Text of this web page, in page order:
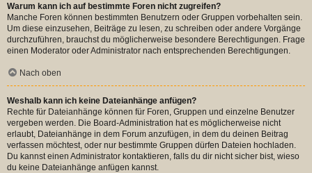
Warum kann ich auf bestimmte Foren nicht zugreifen?
Manche Foren können bestimmten Benutzern oder Gruppen vorbehalten sein.
Um diese einzusehen, Beiträge zu lesen, zu schreiben oder andere Vorgänge
durchzuführen, brauchst du möglicherweise besondere Berechtigungen. Frage
einen Moderator oder Administrator nach entsprechenden Berechtigungen.
Nach oben
Weshalb kann ich keine Dateianhänge anfügen?
Rechte für Dateianhänge können für Foren, Gruppen und einzelne Benutzer
vergeben werden. Die Board-Administration hat es möglicherweise nicht
erlaubt, Dateianhänge in dem Forum anzufügen, in dem du deinen Beitrag
verfassen möchtest, oder nur bestimmte Gruppen dürfen Dateien hochladen.
Du kannst einen Administrator kontaktieren, falls du dir nicht sicher bist, wieso
du keine Dateianhänge anfügen kannst.